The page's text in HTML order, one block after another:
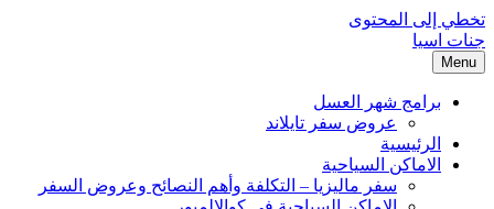
تخطي إلى المحتوى
جنات اسيا
Menu
برامج شهر العسل
عروض سفر تايلاند
الرئيسية
الاماكن السياحية
سفر ماليزيا – التكلفة وأهم النصائح وعروض السفر